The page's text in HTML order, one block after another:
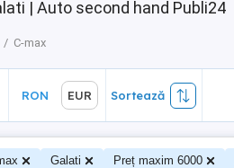
| Auto second hand Publi24
C-max
RON EUR Sortează
Galati Preț maxim 6000